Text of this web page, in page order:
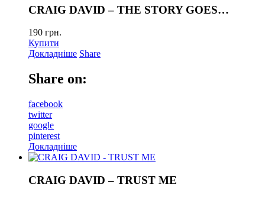
CRAIG DAVID – THE STORY GOES…
190 грн.
Купити
Докладніше Share
Share on:
facebook
twitter
google
pinterest
Докладніше
CRAIG DAVID – TRUST ME